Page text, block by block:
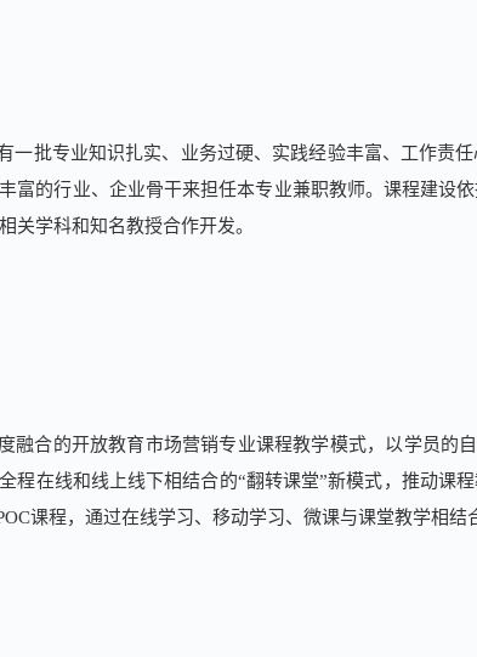
一批专业知识扎实、业务过硬、实践经验丰富、工作责
富的行业、企业骨干来担任本专业兼职教师。课程建设
关学科和知名教授合作开发。
融合的开放教育市场营销专业课程教学模式，以学员的
程在线和线上线下相结合的“翻转课堂”新模式，推动课
课程，通过在线学习、移动学习、微课与课堂教学相结